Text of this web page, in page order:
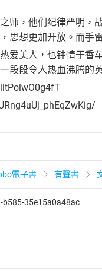
师，他们纪律严明
思想更加开放。而手
爱美人，也钟情于
段段令人热血沸腾的
電子書 有聲書
35e15a0a48ac